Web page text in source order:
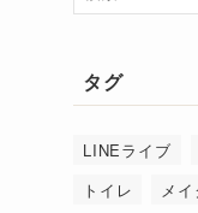
タグ
LINEライブ
トイレ
メ